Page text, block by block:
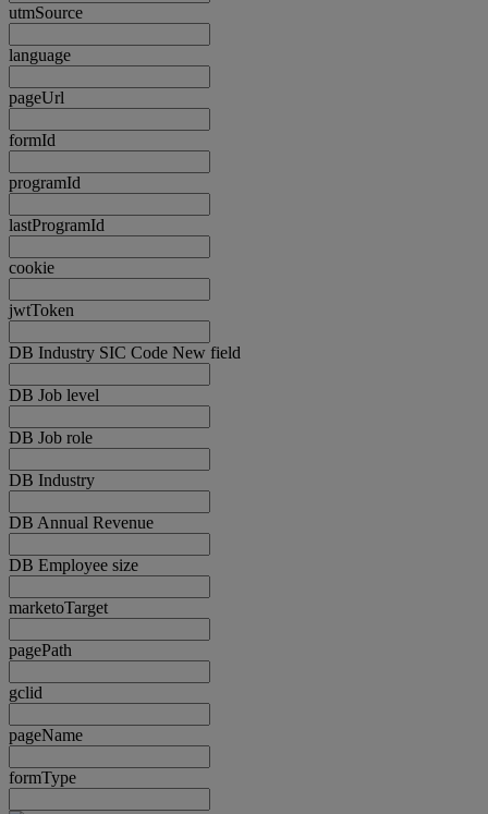
utmSource
language
pageUrl
formId
programId
lastProgramId
cookie
jwtToken
DB Industry SIC Code New field
DB Job level
DB Job role
DB Industry
DB Annual Revenue
DB Employee size
marketoTarget
pagePath
gclid
pageName
formType